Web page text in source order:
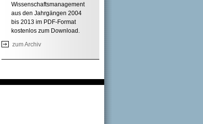
Wissenschaftsmanagement
aus den Jahrgängen 2004
bis 2013 im PDF-Format
kostenlos zum Download.
zum Archiv